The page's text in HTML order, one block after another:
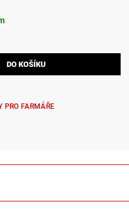
PRO FARMÁŘE